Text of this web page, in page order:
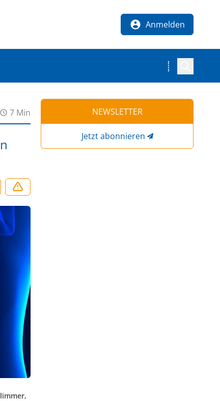
Anmelden
7 Min NEWSLETTER
Jetzt abonnieren